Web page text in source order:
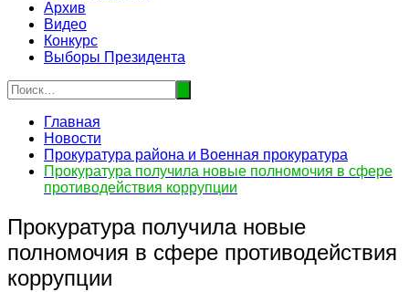
Архив
Видео
Конкурс
Выборы Президента
Главная
Новости
Прокуратура района и Военная прокуратура
Прокуратура получила новые полномочия в сфере
противодействия коррупции
Прокуратура получила новые
полномочия в сфере противодействия
коррупции